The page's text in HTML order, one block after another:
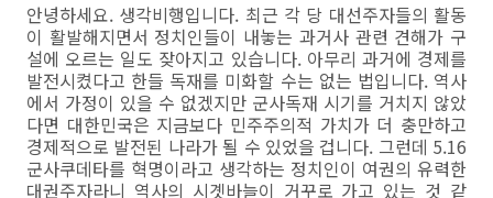
안녕하세요. 생각비행입니다. 최근 각 당 대선주자들의 활동
이 활발해지면서 정치인들이 내놓는 과거사 관련 견해가 구
설에 오르는 일도 잦아지고 있습니다. 아무리 과거에 경제를
발전시켰다고 한들 독재를 미화할 수는 없는 법입니다. 역사
에서 가정이 있을 수 없겠지만 군사독재 시기를 거치지 않았
다면 대한민국은 지금보다 민주주의적 가치가 더 충만하고
경제적으로 발전된 나라가 될 수 있었을 겁니다. 그런데 5.16
군사쿠데타를 혁명이라고 생각하는 정치인이 여권의 유력한
대권주자라니 역사의 시곗바늘이 거꾸로 가고 있는 것 같